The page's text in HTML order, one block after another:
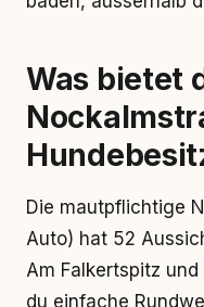
Was bietet
Die mautpflichtige
Auto) hat 52
Am Falkertspitz
du einfache